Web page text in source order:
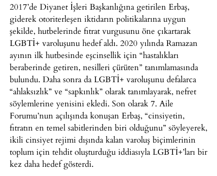
2017’de Diyanet İşleri Başkanlığına getirilen Erbaş,
giderek otoriterleşen iktidarın politikalarına uygun
şekilde, hutbelerinde fıtrat vurgusunu öne çıkartarak
LGBTİ+ varoluşunu hedef aldı. 2020 yılında Ramazan
ayının ilk hutbesinde eşcinsellik için “hastalıkları
beraberinde getiren, nesilleri çürüten” tanımlamasında
bulundu. Daha sonra da LGBTİ+ varoluşunu defalarca
“ahlaksızlık” ve “sapkınlık” olarak tanımlayarak, nefret
söylemlerine yenisini ekledi. Son olarak 7. Aile
Forumu’nun açılışında konuşan Erbaş, “cinsiyetin,
fıtratın en temel sabitlerinden biri olduğunu” söyleyerek,
ikili cinsiyet rejimi dışında kalan varoluş biçimlerinin
toplum için tehdit oluşturduğu iddiasıyla LGBTİ+’ları bir
kez daha hedef gösterdi.